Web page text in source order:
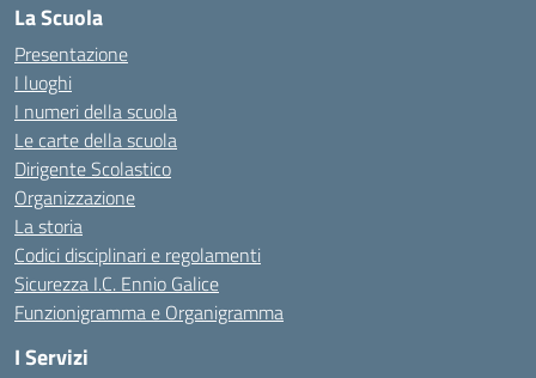
La Scuola
Presentazione
I luoghi
I numeri della scuola
Le carte della scuola
Dirigente Scolastico
Organizzazione
La storia
Codici disciplinari e regolamenti
Sicurezza I.C. Ennio Galice
Funzionigramma e Organigramma
I Servizi